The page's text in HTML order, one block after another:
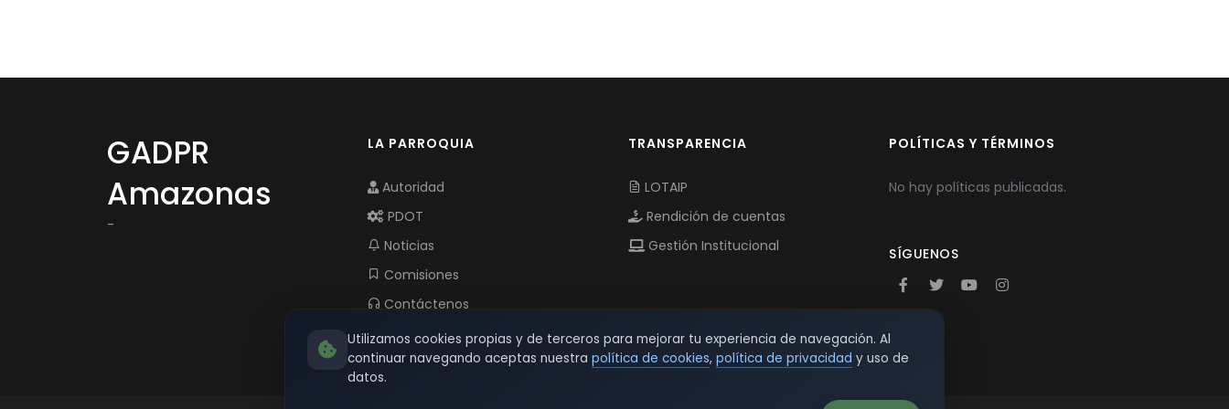
GADPR
Amazonas
-
LA PARROQUIA
Autoridad
PDOT
Noticias
Comisiones
Contáctenos
TRANSPARENCIA
LOTAIP
Rendición de cuentas
Gestión Institucional
POLÍTICAS Y TÉRMINOS
No hay políticas publicadas.
SÍGUENOS
Utilizamos cookies propias y de terceros para mejorar tu experiencia de navegación. Al
continuar navegando aceptas nuestra política de cookies, política de privacidad y uso de
datos.